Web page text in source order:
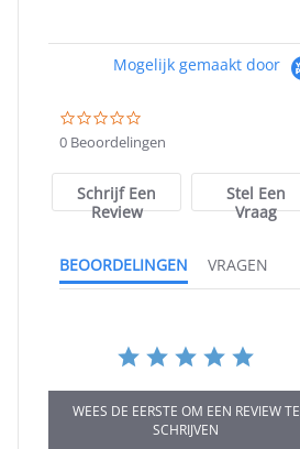
Mogelijk gemaakt door
star
rating
0 Beoordelingen
Schrijf Een
Review
Stel Een
Vraag
BEOORDELINGEN VRAGEN
WEES DE EERSTE OM EEN REVIEW TE
SCHRIJVEN